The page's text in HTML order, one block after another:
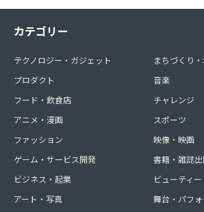
カテゴリー
テクノロジー・ガジェット
プロダクト
フード・飲食店
アニメ・漫画
ファッション
ゲーム・サービス開発
ビジネス・起業
アート・写真
まちづくり
音楽
チャレンジ
スポーツ
映像・映画
書籍・雑誌
ビューティ
舞台・パフ